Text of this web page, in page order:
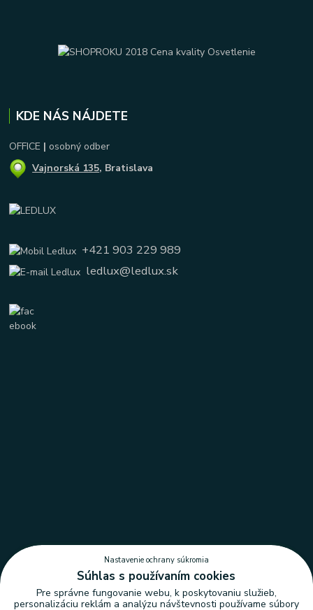
KDE NÁS NÁJDETE
OFFICE | osobný odber
Vajnorská 135, Bratislava
+421 903 229 989
ledlux@ledlux.sk
Nastavenie ochrany súkromia
Súhlas s používaním cookies
Pre správne fungovanie webu, k poskytovaniu služieb,
personalizáciu reklám a analýzu návštevnosti používame súbory